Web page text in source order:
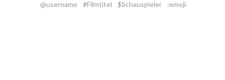
@username #Filmtitel $Schauspieler :emoji